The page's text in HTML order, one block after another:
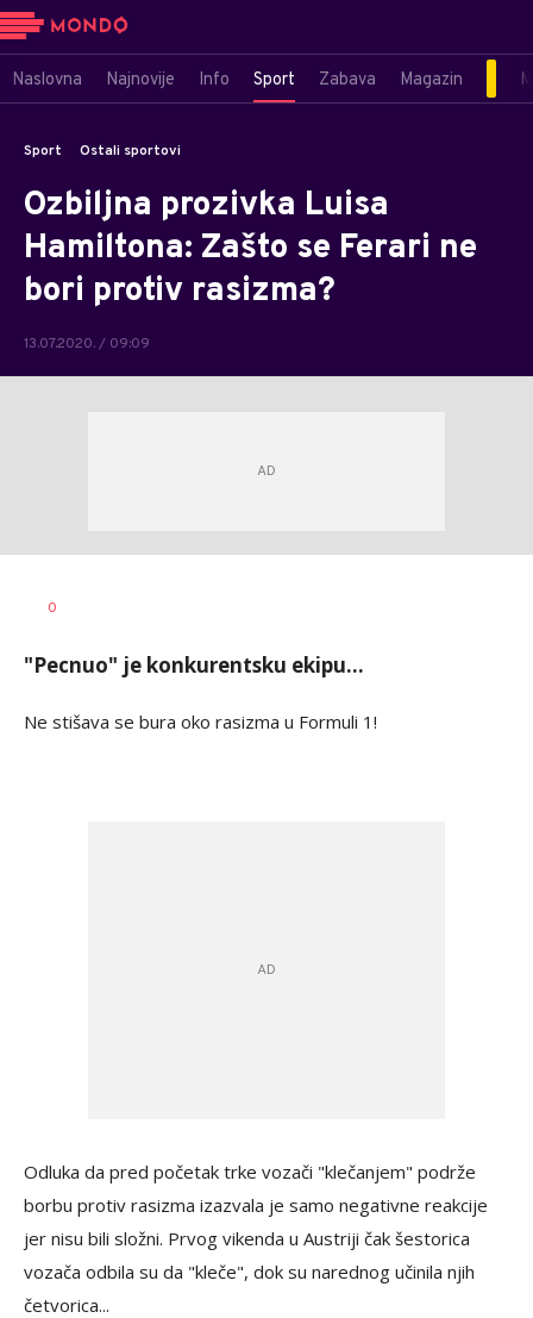
Naslovna Najnovije Info Sport Zabava Magazin
Sport Ostali sportovi
Ozbiljna prozivka Luisa
Hamiltona: Zašto se Ferari ne
bori protiv rasizma?
13.07.2020. / 09:09
AUTOR
0
"Pecnuo" je konkurentsku ekipu...
Ne stišava se bura oko rasizma u Formuli 1!
Odluka da pred početak trke vozači "klečanjem" podrže
borbu protiv rasizma izazvala je samo negativne reakcije
jer nisu bili složni. Prvog vikenda u Austriji čak šestorica
vozača odbila su da "kleče", dok su narednog učinila njih
četvorica...